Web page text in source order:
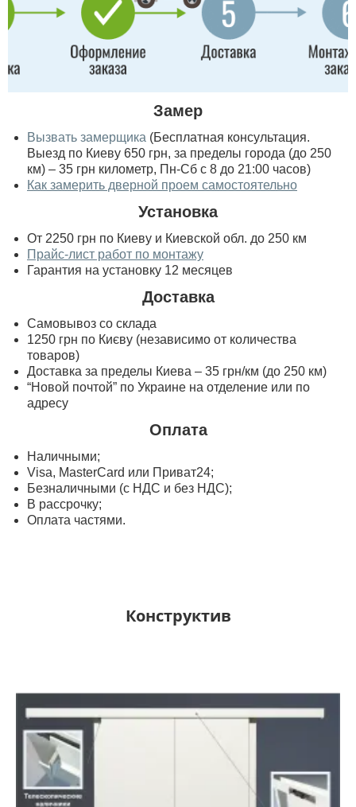
Замер
Вызвать замерщика (Бесплатная консультация.
Выезд по Киеву 650 грн, за пределы города (до 250
км) – 35 грн километр, Пн-Сб с 8 до 21:00 часов)
Как замерить дверной проем самостоятельно
Установка
От 2250 грн по Киеву и Киевской обл. до 250 км
Прайс-лист работ по монтажу
Гарантия на установку 12 месяцев
Доставка
Самовывоз со склада
1250 грн по Києву (независимо от количества
товаров)
Доставка за пределы Киева – 35 грн/км (до 250 км)
“Новой почтой” по Украине на отделение или по
адресу
Оплата
Наличными;
Visa, MasterСard или Приват24;
Безналичными (с НДС и без НДС);
В рассрочку;
Оплата частями.
Конструктив